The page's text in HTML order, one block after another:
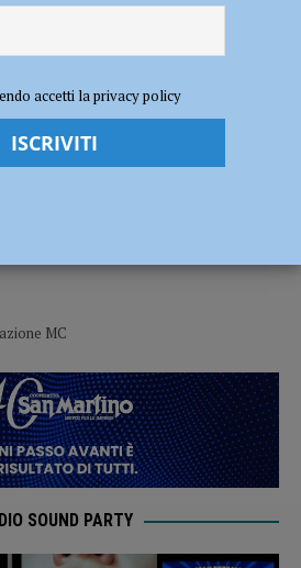
e occupazione rispetto al primo
invece negli ultimi mesi
in aumento
MC
SOUND PARTY
accetti la privacy policy